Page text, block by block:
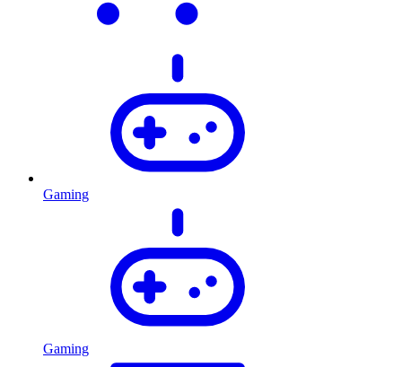
Gaming
Gaming